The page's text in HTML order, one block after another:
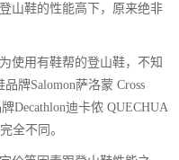
山鞋的性能高下，原来绝非
使用有鞋帮的登山鞋，不知
牌Salomon萨洛蒙 Cross
Decathlon迪卡侬 QUECHUA
全不同。